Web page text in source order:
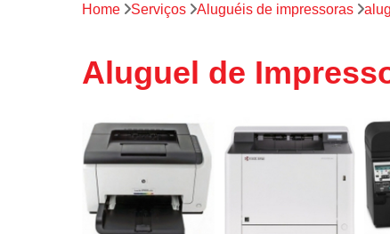
Home Serviços Aluguéis de impressoras
Aluguel de